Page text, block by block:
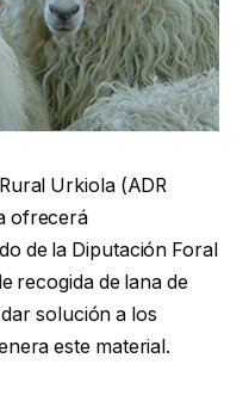
Urkiola (ADR
ofrecerá
de la Diputación Foral
recogida de lana de
solución a los
este material.